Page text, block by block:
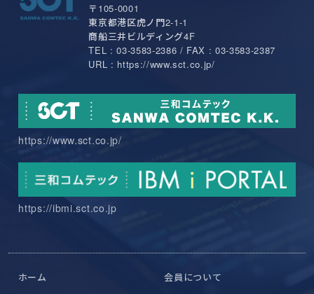
〒105-0001
東京都港区虎ノ門2-1-1
商船三井ビルディング4F
TEL : 03-3583-2386 / FAX : 03-3583-2387
URL : https://www.sct.co.jp/
https://www.sct.co.jp/
https://ibmi.sct.co.jp
ホーム
会員について